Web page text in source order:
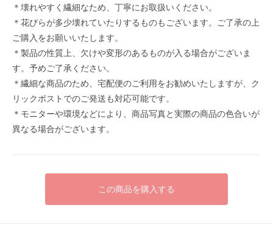
＊壊れやすく繊細なため、丁寧にお取扱いください。
＊花びらが多少壊れていたりするものもございます。ご了承の上
ご購入をお願いいたします。
＊製品の性質上、欠けや変形のあるものが入る場合がございま
す。予めご了承ください。
＊繊細な商品のため、宅配便のご利用をお勧めいたしますが、ク
リックポストでのご発送も対応可能です。
＊モニターや環境などにより、商品写真と実際の商品の色合いが
異なる場合がございます。
この商品を購入する